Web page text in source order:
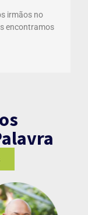
irmãos no
encontramos